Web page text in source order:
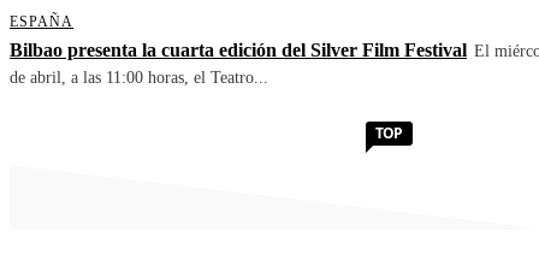
ESPAÑA
Bilbao presenta la cuarta edición del Silver Film Festival El
de abril, a las 11:00 horas, el Teatro...
TOP